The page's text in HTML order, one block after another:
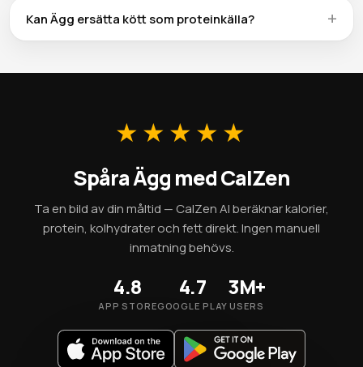
minska natriuminnehållet.
tarmbakterierna anpassa sig. Blötläggning av torkad Ägg
Kan Ägg ersätta kött som proteinkälla?
att du får alla essentiella aminosyror.
★★★★★
Spåra Ägg med CalZen
Ta en bild av din måltid — CalZen AI beräknar kalorier,
protein, kolhydrater och fett direkt. Ingen manuell
inmatning behövs.
4.8
APP STORE
4.7
GOOGLE PLAY
3M+
USERS